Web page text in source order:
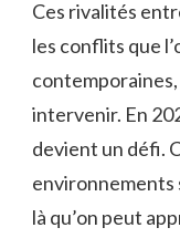
Ces rivalités
les conflits que
intervenir. En
devient un défi.
environnements
là qu’on peut